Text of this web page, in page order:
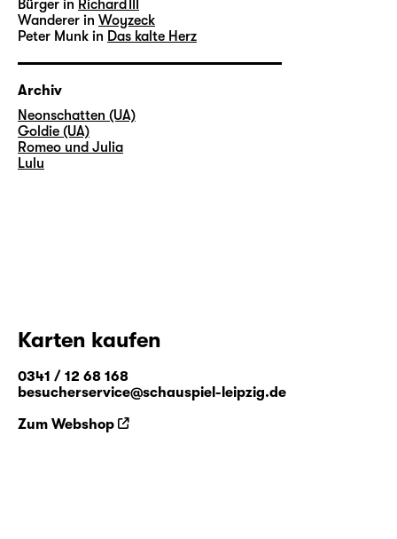
Bürger in Richard III
Wanderer in Woyzeck
Peter Munk in Das kalte Herz
Archiv
Neonschatten (UA)
Goldie (UA)
Romeo und Julia
Lulu
Karten kaufen
0341 / 12 68 168
besucherservice@schauspiel-leipzig.de
Zum Webshop